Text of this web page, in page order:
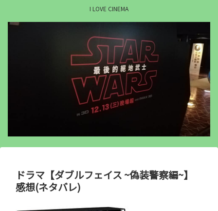
I LOVE CINEMA
ドラマ【ダブルフェイス ~偽装警察編~】
感想(ネタバレ)